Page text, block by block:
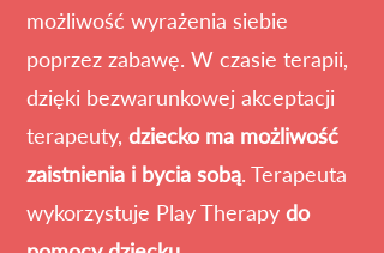
możliwość wyrażenia siebie
poprzez zabawę. W czasie terapii,
dzięki bezwarunkowej akceptacji
terapeuty, dziecko ma możliwość
zaistnienia i bycia sobą. Terapeuta
wykorzystuje Play Therapy do